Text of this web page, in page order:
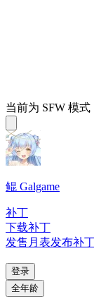
当前为 SFW 模
鲲 Galgame
补丁
下载补丁
发售月表发布补
登录
全年龄